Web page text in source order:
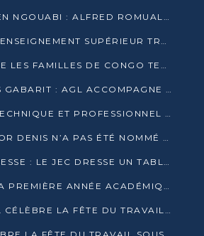
UNIVERSITÉ MARIEN NGOUABI : ALFRED ROMUALD NGUYA POATY SOUTIENT UNE THÈSE SUR LE PARADOXE DE LA CROISSANCE EN ZONE CEMAC
LA MINISTRE DE L’ENSEIGNEMENT SUPÉRIEUR TRACE SA FEUILLE DE ROUTE
RENATURA ÉVEILLE LES FAMILLES DE CONGO TERMINAL À LA PROTECTION DE L’ENVIRONNEMENT
TRANSPORT HORS GABARIT : AGL ACCOMPAGNE LE DÉVELOPPEMENT DU SECTEUR BRASSICOLE AU CONGO
BACCALAURÉAT TECHNIQUE ET PROFESSIONNEL : 16 352 CANDIDATS LANCÉS DANS LES ÉPREUVES D’EPS
FAUX, OMAR JUNIOR DENIS N’A PAS ÉTÉ NOMMÉ AIDE DE CAMP ADJOINT DE DENIS SASSOU NGUESSO
LIBERTÉ DE LA PRESSE : LE JEC DRESSE UN TABLEAU PRÉOCCUPANT AU CONGO
L’ENFICE LANCE SA PREMIÈRE ANNÉE ACADÉMIQUE AVEC 100 FUTURS ENSEIGNANTS
CONGO TERMINAL CÉLÈBRE LA FÊTE DU TRAVAIL AVEC SES COLLABORATEURS À POINTE-NOIRE